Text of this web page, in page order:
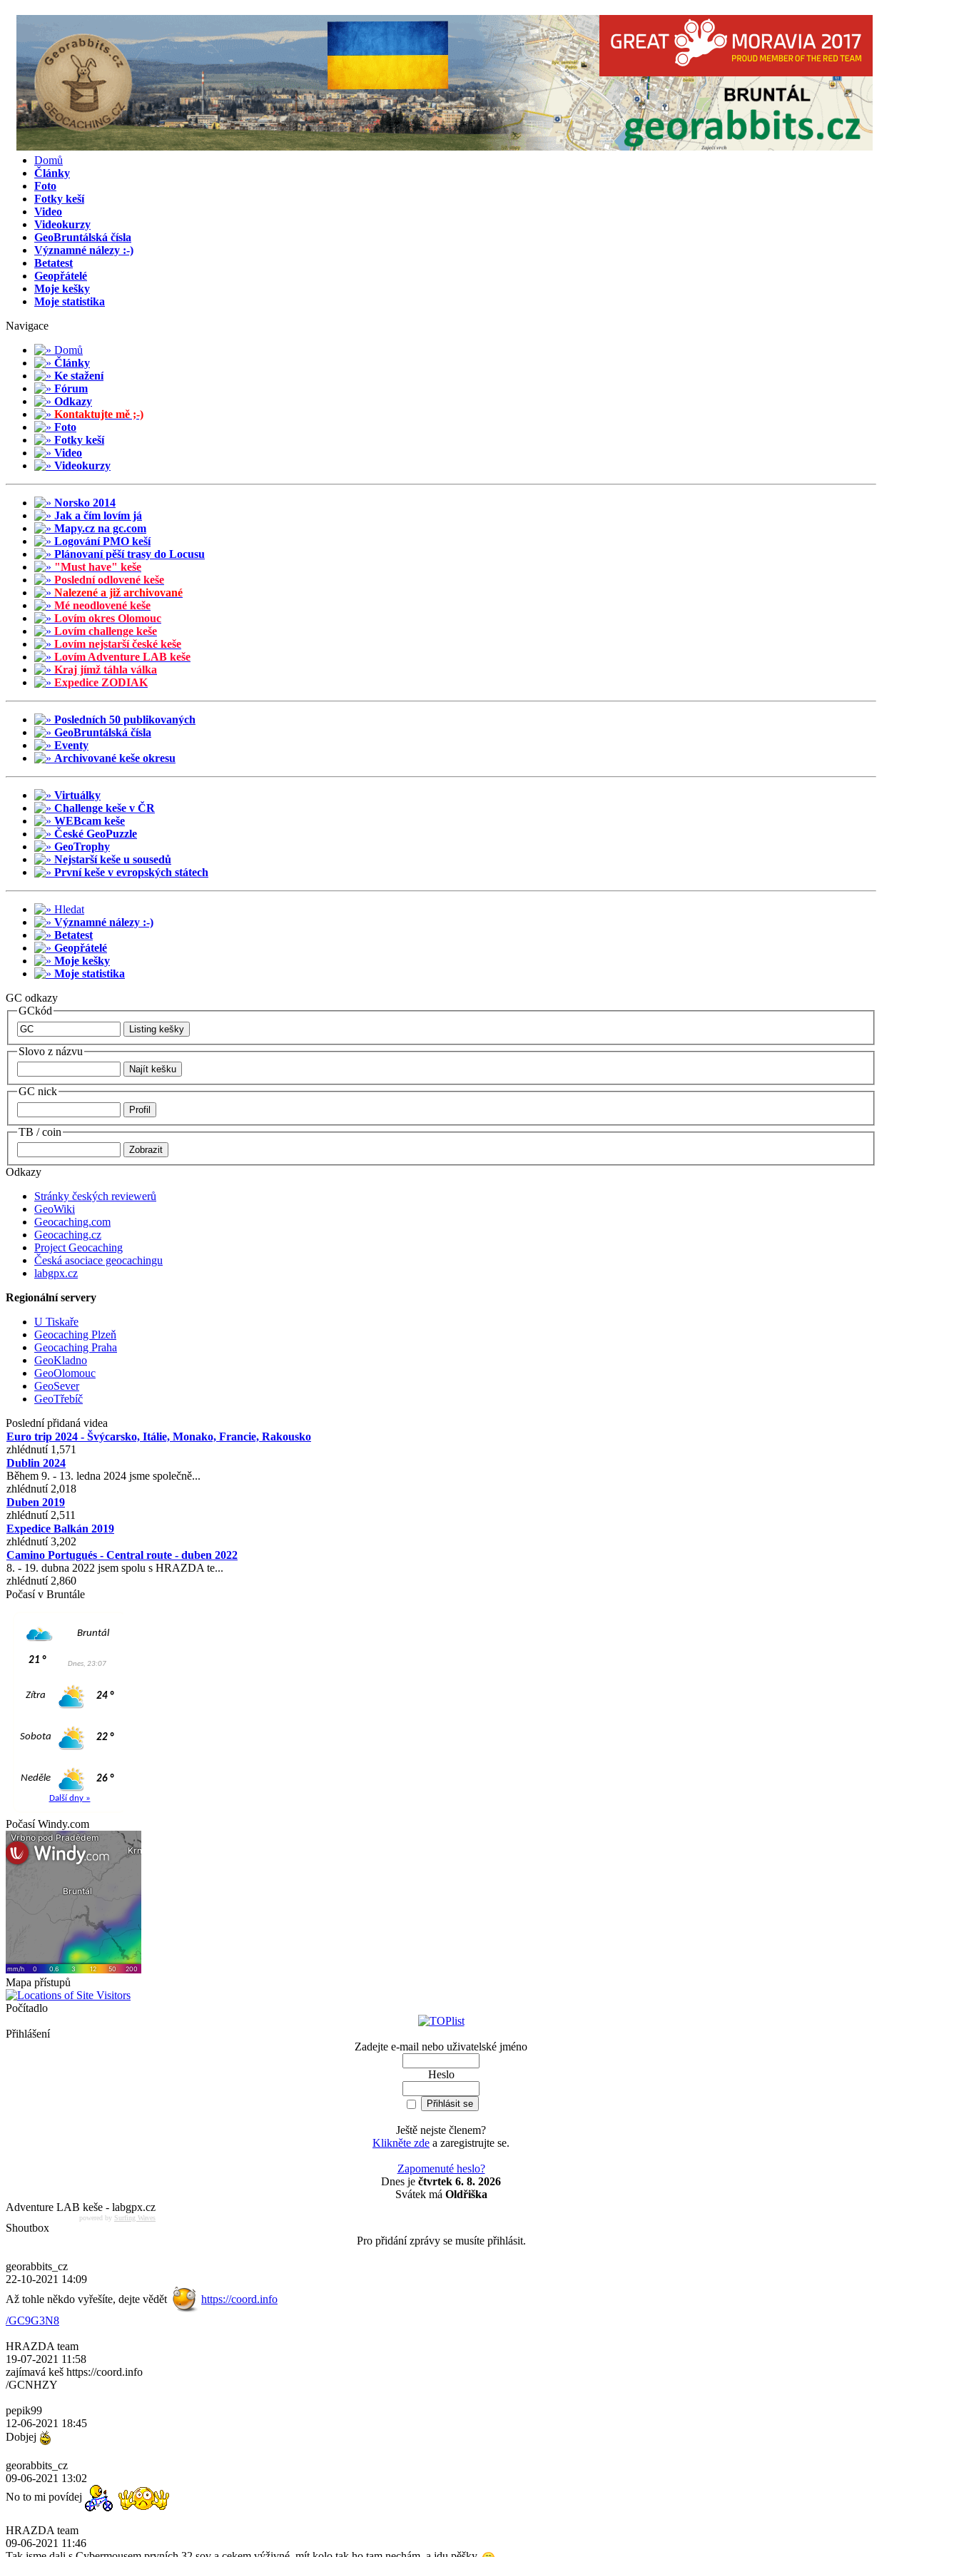
Domů
Články
Foto
Fotky keší
Video
Videokurzy
GeoBruntálská čísla
Významné nálezy :-)
Betatest
Geopřátelé
Moje kešky
Moje statistika
Navigace
Domů
Články
Ke stažení
Fórum
Odkazy
Kontaktujte mě ;-)
Foto
Fotky keší
Video
Videokurzy
Norsko 2014
Jak a čím lovím já
Mapy.cz na gc.com
Logování PMO keší
Plánovaní pěší trasy do Locusu
"Must have" keše
Poslední odlovené keše
Nalezené a již archivované
Mé neodlovené keše
Lovím okres Olomouc
Lovím challenge keše
Lovím nejstarší české keše
Lovím Adventure LAB keše
Kraj jímž táhla válka
Expedice ZODIAK
Posledních 50 publikovaných
GeoBruntálská čísla
Eventy
Archivované keše okresu
Virtuálky
Challenge keše v ČR
WEBcam keše
České GeoPuzzle
GeoTrophy
Nejstarší keše u sousedů
První keše v evropských státech
Hledat
Významné nálezy :-)
Betatest
Geopřátelé
Moje kešky
Moje statistika
GC odkazy
GCkód
Slovo z názvu
GC nick
TB / coin
Odkazy
Stránky českých reviewerů
GeoWiki
Geocaching.com
Geocaching.cz
Project Geocaching
Česká asociace geocachingu
labgpx.cz
Regionální servery
U Tiskaře
Geocaching Plzeň
Geocaching Praha
GeoKladno
GeoOlomouc
GeoSever
GeoTřebíč
Poslední přidaná videa
Euro trip 2024 - Švýcarsko, Itálie, Monako, Francie, Rakousko
zhlédnutí 1,571
Dublin 2024
Během 9. - 13. ledna 2024 jsme společně...
zhlédnutí 2,018
Duben 2019
zhlédnutí 2,511
Expedice Balkán 2019
zhlédnutí 3,202
Camino Portugués - Central route - duben 2022
8. - 19. dubna 2022 jsem spolu s HRAZDA te...
zhlédnutí 2,860
Počasí v Bruntále
Počasí Windy.com
Mapa přístupů
Počítadlo
Přihlášení
Zadejte e-mail nebo uživatelské jméno
Heslo
Ještě nejste členem?
Klikněte zde a zaregistrujte se.
Zapomenuté heslo?
Dnes je čtvrtek 6. 8. 2026
Svátek má Oldřiška
Adventure LAB keše - labgpx.cz
powered by Surfing Waves
Shoutbox
Pro přidání zprávy se musíte přihlásit.
georabbits_cz
22-10-2021 14:09
Až tohle někdo vyřešíte, dejte vědět
https://coord.info
/GC9G3N8
HRAZDA team
19-07-2021 11:58
zajímavá keš https://coord.info
/GCNHZY
pepik99
12-06-2021 18:45
Dobjej
georabbits_cz
09-06-2021 13:02
No to mi povídej
HRAZDA team
09-06-2021 11:46